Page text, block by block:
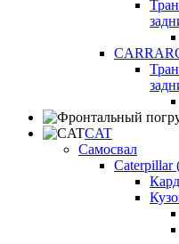
CAT
Самосвал
Caterpillar